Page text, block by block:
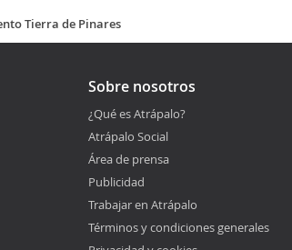
Tierra de Pinares
Sobre nosotros
¿Qué es Atrápalo?
Atrápalo Social
Área de prensa
Publicidad
Trabajar en Atrápalo
Términos y condiciones generales